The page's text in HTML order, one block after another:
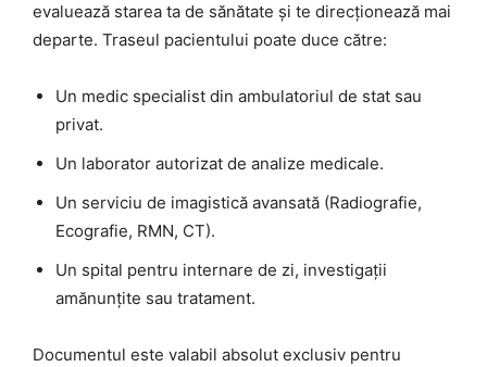
evaluează starea ta de sănătate și te direcționează mai
departe. Traseul pacientului poate duce către:
Un medic specialist din ambulatoriul de stat sau
privat.
Un laborator autorizat de analize medicale.
Un serviciu de imagistică avansată (Radiografie,
Ecografie, RMN, CT).
Un spital pentru internare de zi, investigații
amănunțite sau tratament.
Documentul este valabil absolut exclusiv pentru